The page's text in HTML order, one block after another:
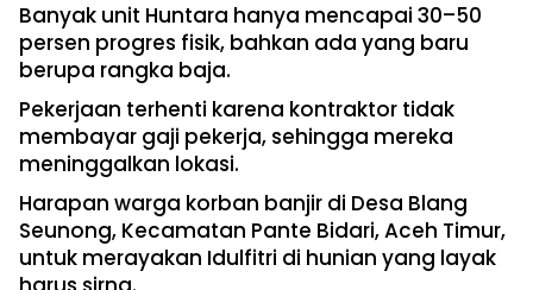
Banyak unit Huntara hanya mencapai 30–50
persen progres fisik, bahkan ada yang baru
berupa rangka baja.
Pekerjaan terhenti karena kontraktor tidak
membayar gaji pekerja, sehingga mereka
meninggalkan lokasi.
Harapan warga korban banjir di Desa Blang
Seunong, Kecamatan Pante Bidari, Aceh Timur,
untuk merayakan Idulfitri di hunian yang layak